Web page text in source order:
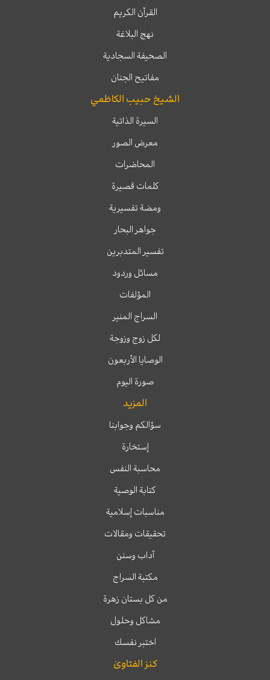
القرآن الكريم
نهج البلاغة
الصحيفة السجادية
مفاتيح الجنان
الشيخ حبيب الكاظمي
السيرة الذاتية
معرض الصور
المحاضرات
كلمات قصيرة
ومضة تفسيرية
جواهر البحار
تفسير المتدبرين
مسائل وردود
المؤلفات
السراج المنير
لكل زوج وزوجة
الوصايا الأربعون
صورة اليوم
المزيد
سؤالكم وجوابنا
إستخارة
محاسبة النفس
كتابة الوصية
مناسبات إسلامية
تحقيقات ومقالات
آداب وسنن
مكتبة السراج
من كل بستان زهرة
مشاكل وحلول
اختبر نفسك
كنز الفتاوىٰ